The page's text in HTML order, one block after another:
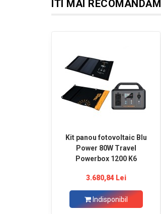
ÎTI MAI RECOMANDĂM
Kit panou fotovoltaic Blu
Power 80W Travel
Powerbox 1200 K6
3.680,84 Lei
Indisponibil